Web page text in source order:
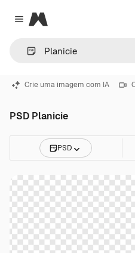
Close menu
Magnific
Crie uma imagem com IA
PSD Planicie
PSD